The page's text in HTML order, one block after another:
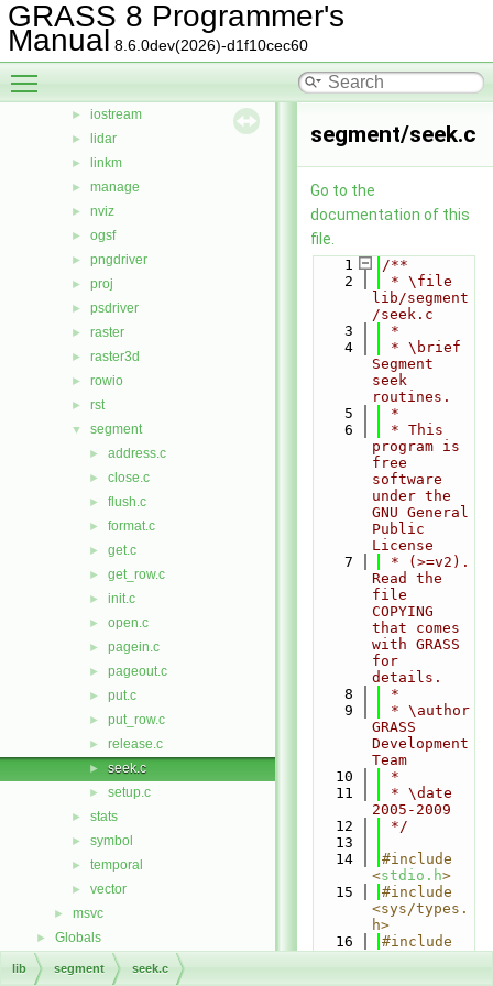
GRASS 8 Programmer's
Manual 8.6.0dev(2026)-d1f10cec60
► gpde
► htmldriver
► imagery
► iostream
► lidar
► linkm
► manage
► nviz
► ogsf
► pngdriver
► proj
► psdriver
► raster
► raster3d
► rowio
► rst
▼ segment
► address.c
► close.c
► flush.c
► format.c
► get.c
► get_row.c
► init.c
► open.c
► pagein.c
► pageout.c
► put.c
► put_row.c
► release.c
► seek.c
► setup.c
► stats
► symbol
► temporal
► vector
► msvc
► Globals
segment/seek.c
Go to the
documentation of this
file.
    1
/**
    2
* \file
lib/segment
/seek.c
    3
*
    4
* \brief
Segment
seek
routines.
    5
*
    6
* This
program is
free
software
under the
GNU General
Public
License
    7
* (>=v2).
Read the
file
COPYING
that comes
with GRASS
for
details.
    8
*
    9
* \author
GRASS
Development
Team
   10
*
   11
* \date
2005-2009
   12
*/
   13
   14
#include
<stdio.h>
   15
#include
<sys/types.
h>
   16
#include
lib segment seek.c